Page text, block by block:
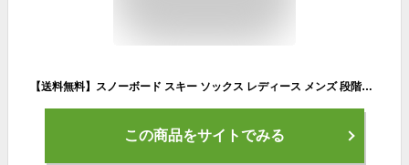
【送料無料】スノーボード スキー ソックス レディース メンズ 段階着圧 VAXPOT(バックスポット) ハイソックス VA-1750【靴下 高機能 ソックス サーモライト 使用 スノボ】【スノーボード ウェア ゴーグル グローブ インナー スノーブーツ と一緒に】[返品交換不可]
この商品をサイトでみる